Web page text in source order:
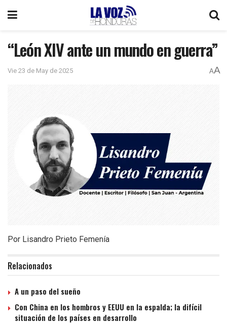
“León XIV ante un mundo en guerra”
Vie 23 de May de 2025 AA
Por Lisandro Prieto Femenía
Relacionados
A un paso del sueño
Con China en los hombros y EEUU en la espalda; la difícil
situación de los países en desarrollo